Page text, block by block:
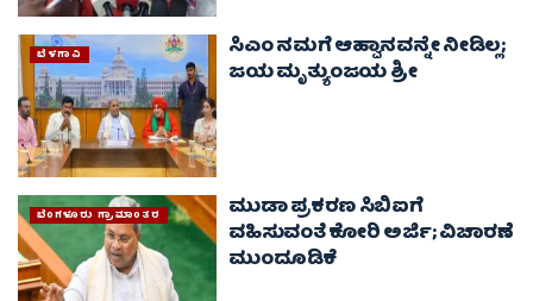
ಬೆಳಗಾವಿ ಸಿಎಂ ನಮಗೆ ಆಹ್ವಾನವನ್ನೇ ನೀಡಿಲ್ಲ;
ಜಯ ಮೃತ್ಯುಂಜಯ ಶ್ರೀ
ಬೆಂಗಳೂರು ಗ್ರಾಮಾಂತರ ಮುಡಾ ಪ್ರಕರಣ ಸಿಬಿಐಗೆ
ವಹಿಸುವಂತೆ ಕೋರಿ ಅರ್ಜಿ; ವಿಚಾರಣೆ
ಮುಂದೂಡಿಕೆ